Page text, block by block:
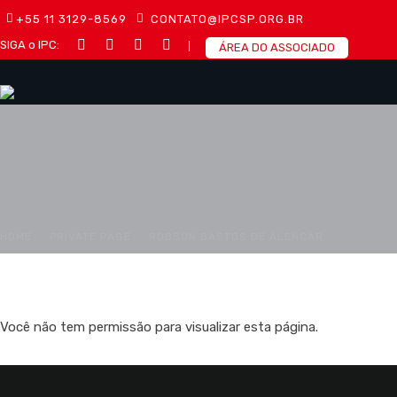
+55 11 3129-8569
CONTATO@IPCSP.ORG.BR
SIGA o IPC:
ÁREA DO ASSOCIADO
Você não tem permissão para visualizar esta página.